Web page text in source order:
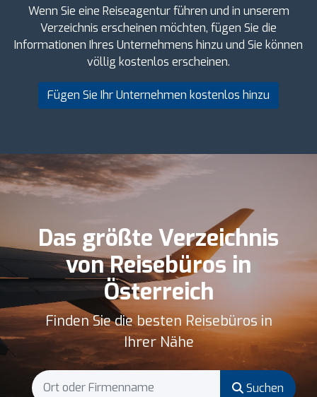
Wenn Sie eine Reiseagentur führen und in unserem
Verzeichnis erscheinen möchten, fügen Sie die
Informationen Ihres Unternehmens hinzu und Sie können
völlig kostenlos erscheinen.
Fügen Sie Ihr Unternehmen kostenlos hinzu
Das größte Verzeichnis
von Reisebüros in
Österreich
Finden Sie die besten Reisebüros in
Ihrer Nähe
Suchen